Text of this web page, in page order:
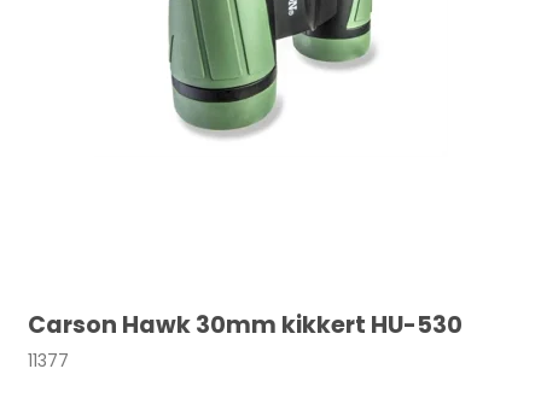
Carson Hawk 30mm kikkert HU-530
11377